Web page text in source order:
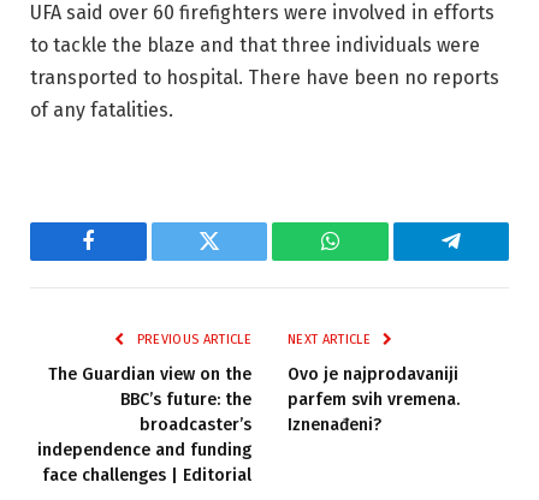
UFA said over 60 firefighters were involved in efforts
to tackle the blaze and that three individuals were
transported to hospital. There have been no reports
of any fatalities.
Facebook Twitter WhatsApp Telegram
PREVIOUS ARTICLE
The Guardian view on the
BBC’s future: the
broadcaster’s
independence and funding
face challenges | Editorial
NEXT ARTICLE
Ovo je najprodavaniji
parfem svih vremena.
Iznenađeni?